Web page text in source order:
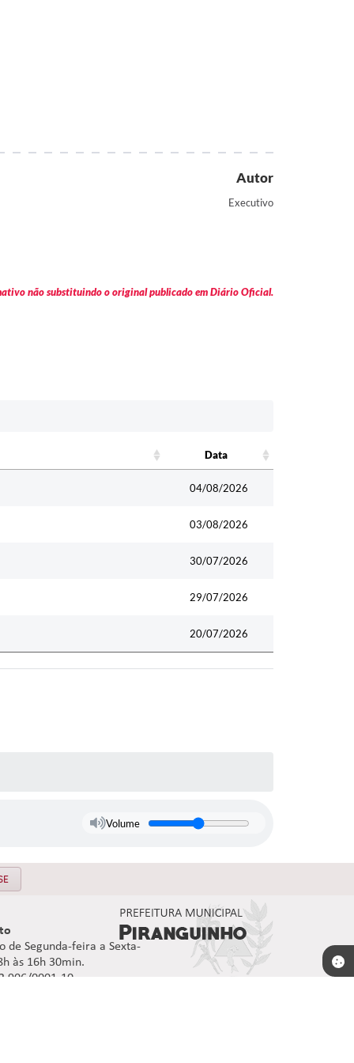
Autor
Executivo
não substituindo o original publicado em Diário Oficial.
Data
04/08/2026
03/08/2026
30/07/2026
29/07/2026
20/07/2026
Volume
de Segunda-feira a Sexta-
às 16h 30min.
0001-10